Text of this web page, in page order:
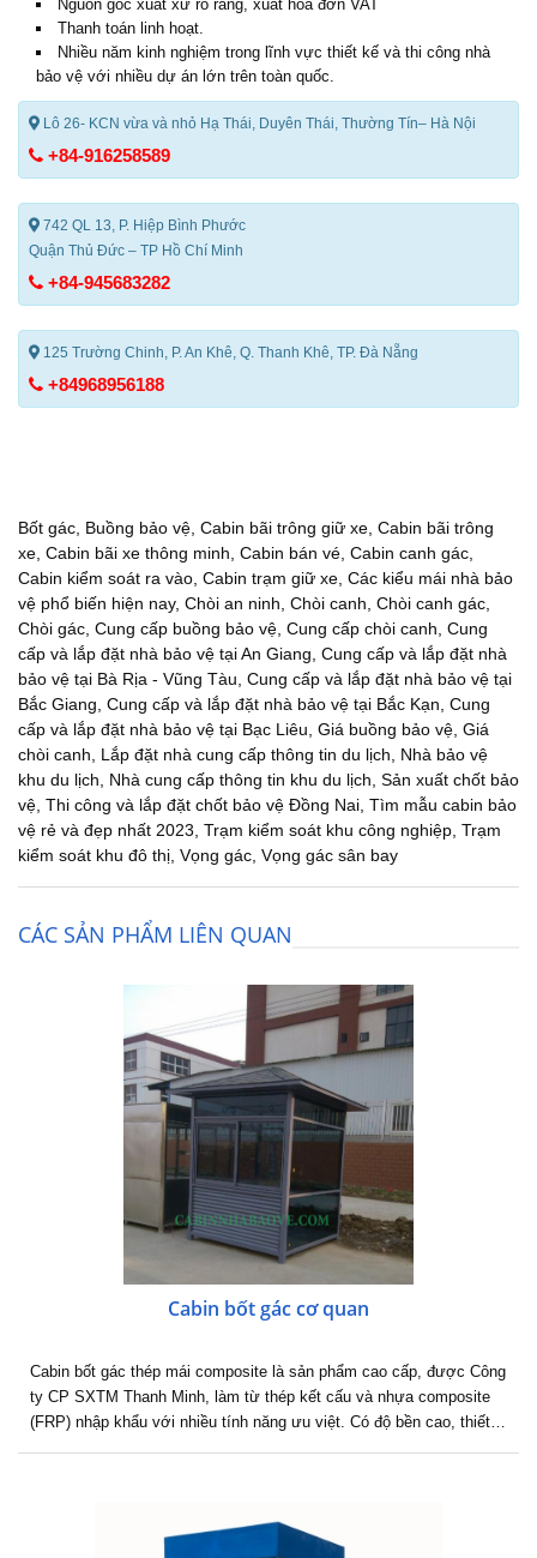
Nguồn gốc xuất xứ rõ ràng, xuất hóa đơn VAT
Thanh toán linh hoạt.
Nhiều năm kinh nghiệm trong lĩnh vực thiết kế và thi công nhà
bảo vệ với nhiều dự án lớn trên toàn quốc.
Lô 26- KCN vừa và nhỏ Hạ Thái, Duyên Thái, Thường Tín– Hà Nội
+84-916258589
742 QL 13, P. Hiệp Bình Phước
Quận Thủ Đức – TP Hồ Chí Minh
+84-945683282
125 Trường Chinh, P. An Khê, Q. Thanh Khê, TP. Đà Nẵng
+84968956188
Bốt gác Buồng bảo vệ Cabin bãi trông giữ xe Cabin bãi trông
xe Cabin bãi xe thông minh Cabin bán vé Cabin canh gác
Cabin kiểm soát ra vào Cabin trạm giữ xe Các kiểu mái nhà bảo
vệ phổ biến hiện nay, Chòi an ninh Chòi canh Chòi canh gác
Chòi gác Cung cấp buồng bảo vệ Cung cấp chòi canh Cung
cấp và lắp đặt nhà bảo vệ tại An Giang Cung cấp và lắp đặt nhà
bảo vệ tại Bà Rịa - Vũng Tàu Cung cấp và lắp đặt nhà bảo vệ tại
Bắc Giang Cung cấp và lắp đặt nhà bảo vệ tại Bắc Kạn Cung
cấp và lắp đặt nhà bảo vệ tại Bạc Liêu Giá buồng bảo vệ Giá
chòi canh
Lắp đặt nhà cung cấp thông tin du lịch
Nhà bảo vệ
khu du lịch
Nhà cung cấp thông tin khu du lịch Sản xuất chốt bảo
vệ Thi công và lắp đặt chốt bảo vệ Đồng Nai Tìm mẫu cabin bảo
vệ rẻ và đẹp nhất 2023 Trạm kiểm soát khu công nghiệp Trạm
kiểm soát khu đô thị Vọng gác Vọng gác sân bay
CÁC SẢN PHẨM LIÊN QUAN
Cabin bốt gác cơ quan
Cabin bốt gác thép mái composite là sản phẩm cao cấp, được Công
ty CP SXTM Thanh Minh, làm từ thép kết cấu và nhựa composite
(FRP) nhập khẩu với nhiều tính năng ưu việt. Có độ bền cao, thiết…